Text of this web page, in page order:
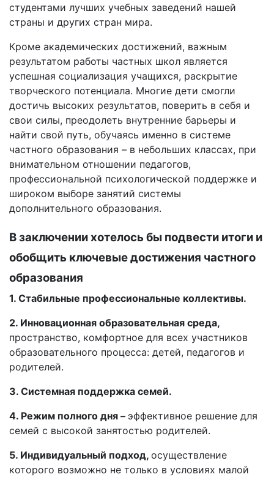
студентами лучших учебных заведений нашей
страны и других стран мира.
Кроме академических достижений, важным
результатом работы частных школ является
успешная социализация учащихся, раскрытие
творческого потенциала. Многие дети смогли
достичь высоких результатов, поверить в себя и
свои силы, преодолеть внутренние барьеры и
найти свой путь, обучаясь именно в системе
частного образования – в небольших классах, при
внимательном отношении педагогов,
профессиональной психологической поддержке и
широком выборе занятий системы
дополнительного образования.
В заключении хотелось бы подвести итоги и
обобщить ключевые достижения частного
образования
1. Стабильные профессиональные коллективы.
2. Инновационная образовательная среда,
пространство, комфортное для всех участников
образовательного процесса: детей, педагогов и
родителей.
3. Системная поддержка семей.
4. Режим полного дня – эффективное решение для
семей с высокой занятостью родителей.
5. Индивидуальный подход, осуществление
которого возможно не только в условиях малой